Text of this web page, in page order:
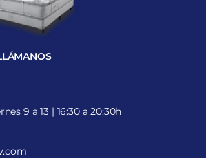
9 a 13 | 16:30 a 20:30h